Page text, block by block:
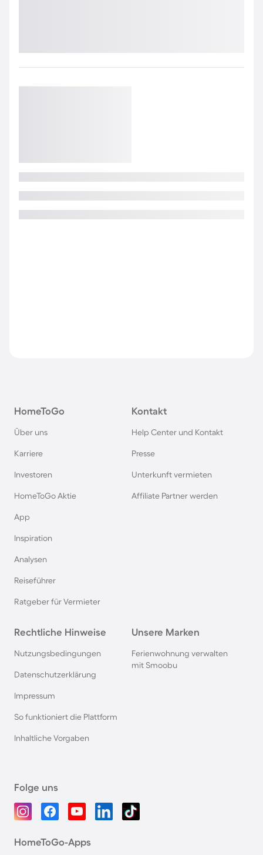
HomeToGo
Über uns
Karriere
Investoren
HomeToGo Aktie
App
Inspiration
Analysen
Reiseführer
Ratgeber für Vermieter
Kontakt
Help Center und Kontakt
Presse
Unterkunft vermieten
Affiliate Partner werden
Rechtliche Hinweise
Nutzungsbedingungen
Datenschutzerklärung
Impressum
So funktioniert die Plattform
Inhaltliche Vorgaben
Unsere Marken
Ferienwohnung verwalten
mit Smoobu
Folge uns
HomeToGo-Apps